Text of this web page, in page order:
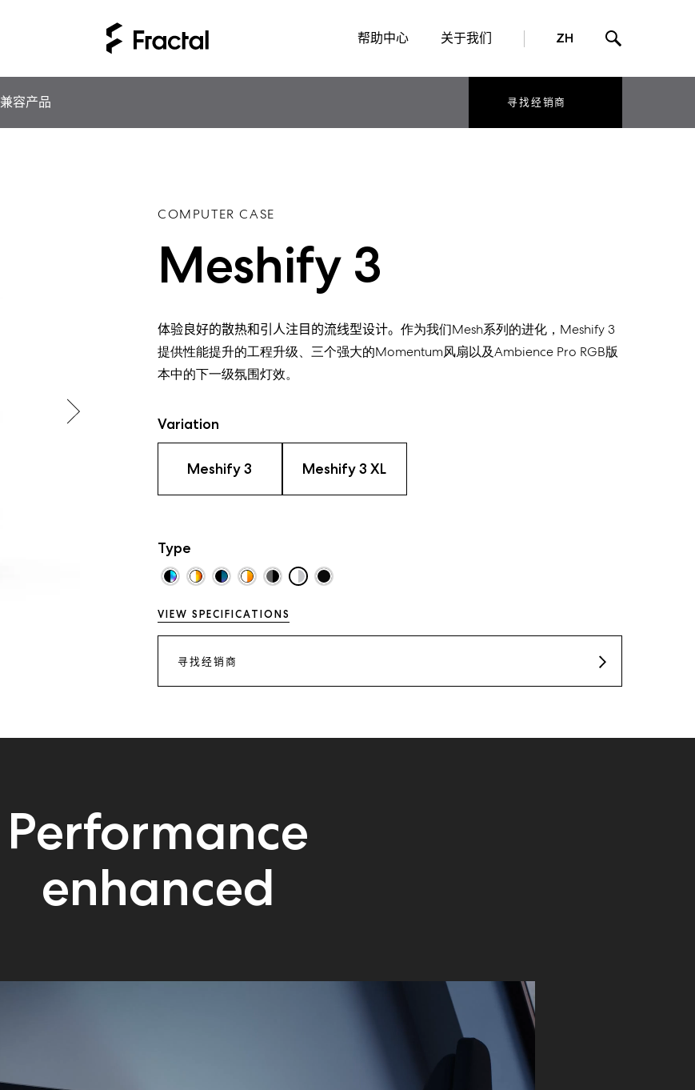
帮助中心 关于我们 ZH
兼容产品 寻找经销商
COMPUTER CASE
Meshify 3
体验良好的散热和引人注目的流线型设计。 作为我们Mesh系列的进化， Meshify3
提供性能提升的工程升级、三个强大的Momentum风扇以及Ambience Pro RGB版
本中的下一级氛围灯效。
Variation
Meshify 3 Meshify 3 XL
Type
VIEW SPECIFICATIONS
寻找经销商
Performance
enhanced